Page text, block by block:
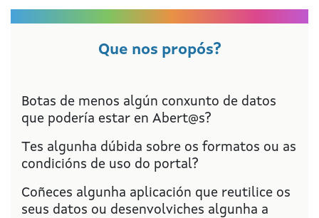
Que nos propós?
Botas de menos algún conxunto de datos
que podería estar en Abert@s?
Tes algunha dúbida sobre os formatos ou as
condicións de uso do portal?
Coñeces algunha aplicación que reutilice os
seus datos ou desenvolviches algunha a